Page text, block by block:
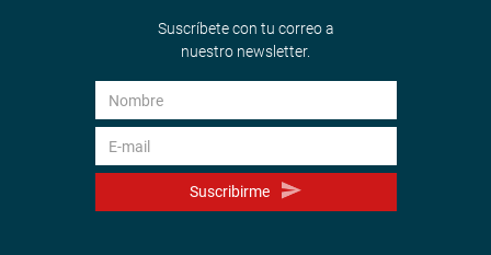
Suscríbete con tu correo a
nuestro newsletter.
Suscribirme